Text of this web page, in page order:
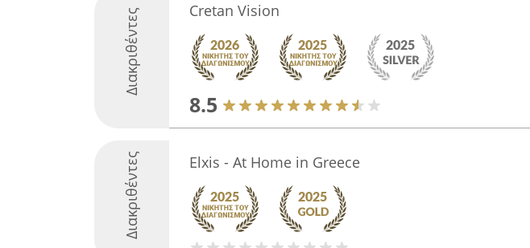
Διακριθέντες Cretan Vision
8.5
Διακριθέντες Elxis - At Home in Greece